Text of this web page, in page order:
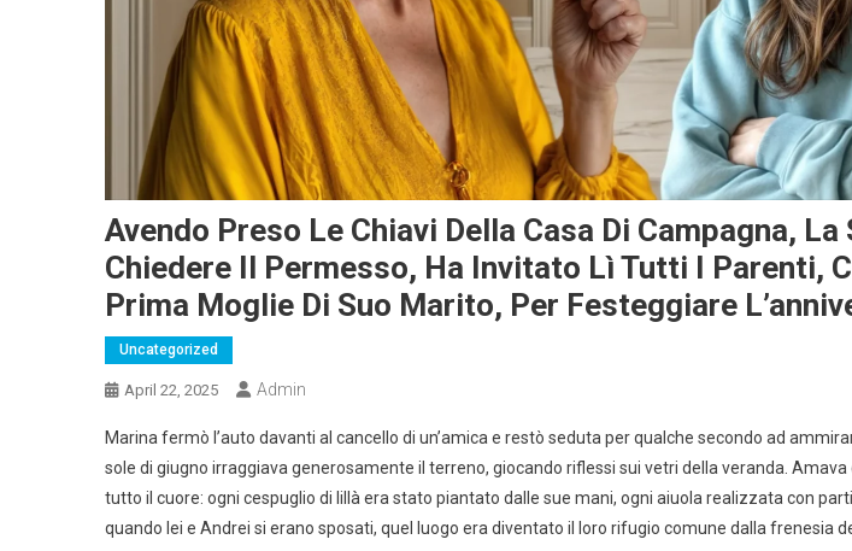
Avendo Preso Le Chiavi Della Casa Di Campagna, La
Chiedere Il Permesso, Ha Invitato Lì Tutti I Parenti,
Prima Moglie Di Suo Marito, Per Festeggiare
Uncategorized
April 22, 2025 Admin
Marina fermò l’auto davanti al cancello di un’amica e restò seduta per qualche secondo ad
sole di giugno irraggiava generosamente il terreno, giocando riflessi sui vetri della veranda.
tutto il cuore: ogni cespuglio di lillà era stato piantato dalle sue mani, ogni aiuola realizzata con
quando lei e Andrei si erano sposati, quel luogo era diventato il loro rifugio comune dalla frenesia